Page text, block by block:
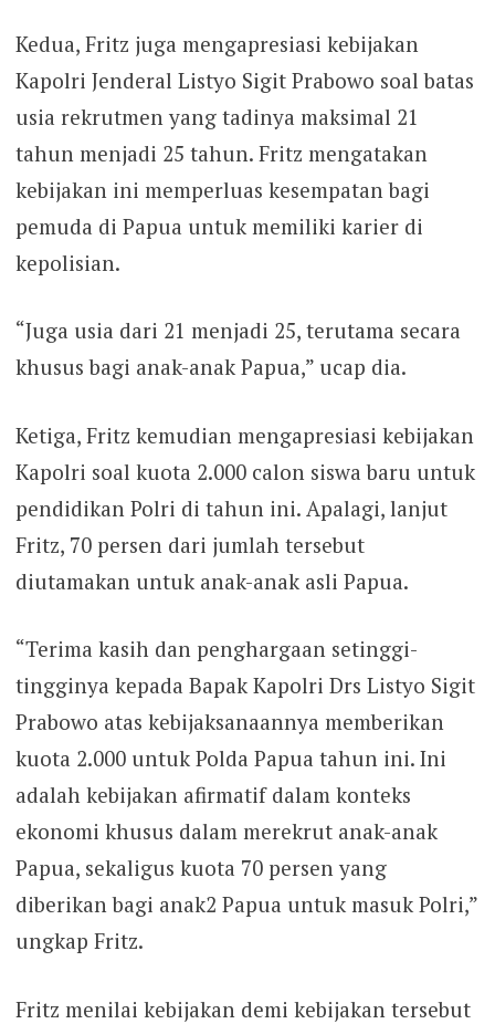
Kedua, Fritz juga mengapresiasi kebijakan
Kapolri Jenderal Listyo Sigit Prabowo soal batas
usia rekrutmen yang tadinya maksimal 21
tahun menjadi 25 tahun. Fritz mengatakan
kebijakan ini memperluas kesempatan bagi
pemuda di Papua untuk memiliki karier di
kepolisian.
“Juga usia dari 21 menjadi 25, terutama secara
khusus bagi anak-anak Papua,” ucap dia.
Ketiga, Fritz kemudian mengapresiasi kebijakan
Kapolri soal kuota 2.000 calon siswa baru untuk
pendidikan Polri di tahun ini. Apalagi, lanjut
Fritz, 70 persen dari jumlah tersebut
diutamakan untuk anak-anak asli Papua.
“Terima kasih dan penghargaan setinggi-
tingginya kepada Bapak Kapolri Drs Listyo Sigit
Prabowo atas kebijaksanaannya memberikan
kuota 2.000 untuk Polda Papua tahun ini. Ini
adalah kebijakan afirmatif dalam konteks
ekonomi khusus dalam merekrut anak-anak
Papua, sekaligus kuota 70 persen yang
diberikan bagi anak2 Papua untuk masuk Polri,”
ungkap Fritz.
Fritz menilai kebijakan demi kebijakan tersebut